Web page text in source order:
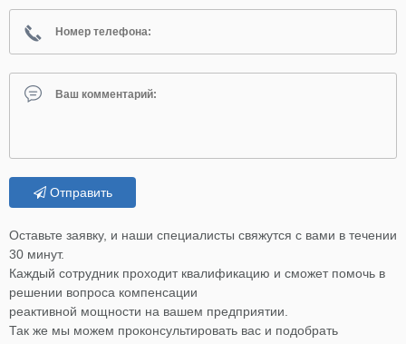
Отправить
Оставьте заявку, и наши специалисты свяжутся с вами в течении
30 минут.
Каждый сотрудник проходит квалификацию и сможет помочь в
решении вопроса компенсации
реактивной мощности на вашем предприятии.
Так же мы можем проконсультировать вас и подобрать